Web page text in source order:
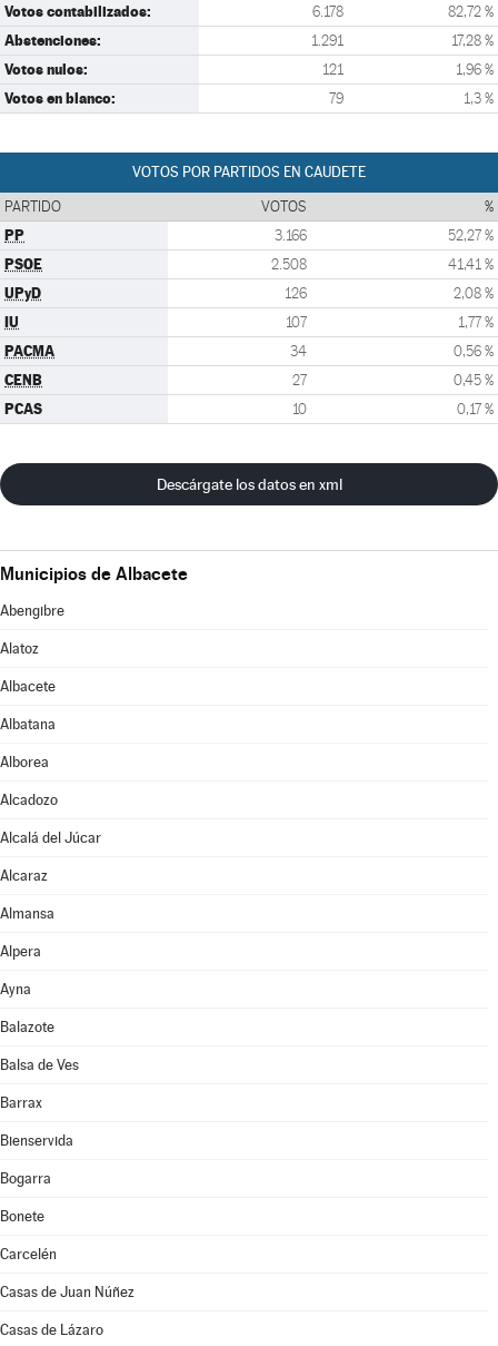
Votos contabilizados: 6.178 82,72 %
Abstenciones: 1.291 17,28 %
Votos nulos: 121 1,96 %
Votos en blanco: 79 1,3 %
VOTOS POR PARTIDOS EN CAUDETE
PARTIDO VOTOS %
PP 3.166 52,27 %
PSOE 2.508 41,41 %
UPyD 126 2,08 %
IU 107 1,77 %
PACMA 34 0,56 %
CENB 27 0,45 %
PCAS 10 0,17 %
Descárgate los datos en xml
Municipios de Albacete
Abengibre
Alatoz
Albacete
Albatana
Alborea
Alcadozo
Alcalá del Júcar
Alcaraz
Almansa
Alpera
Ayna
Balazote
Balsa de Ves
Barrax
Bienservida
Bogarra
Bonete
Carcelén
Casas de Juan Núñez
Casas de Lázaro